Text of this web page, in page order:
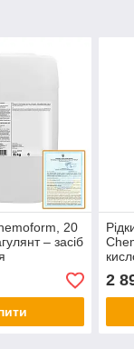
20
– засіб
у воді. Хімія
для
2